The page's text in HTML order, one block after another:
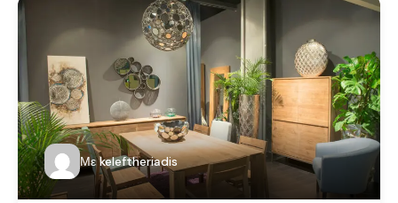
Με keleftheriadis